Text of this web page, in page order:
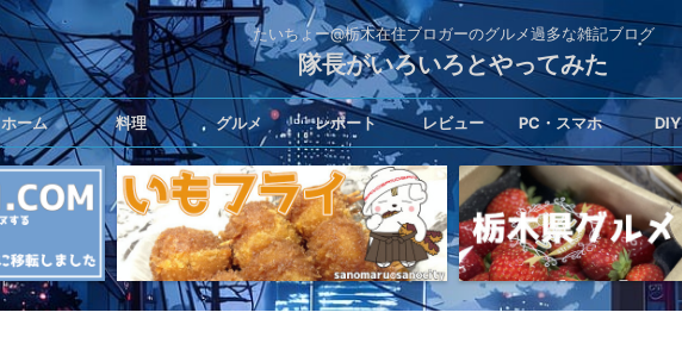
たいちょー@栃木在住ブロガーのグルメ過多な雑記ブログ
隊長がいろいろとやってみた
ホーム 料理 グルメ レポート レビュー PC・スマホ DIY